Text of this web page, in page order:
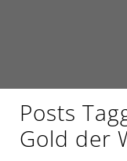
Posts
Gold der